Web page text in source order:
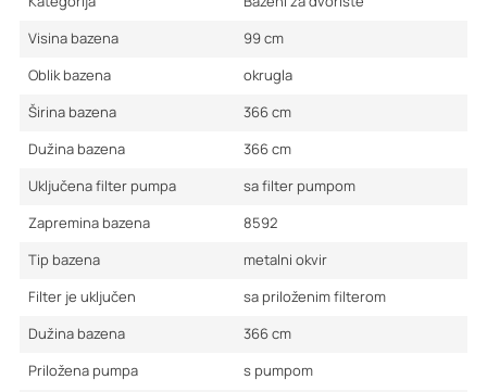
Visina bazena
99cm
Oblik bazena
okrugla
Širina bazena
366cm
Dužina bazena
366cm
Uključena filter pumpa
sa filter pumpom
Zapremina bazena
8592
Tip bazena
metalni okvir
Filter je uključen
sa priloženim filterom
Dužina bazena
366cm
Priložena pumpa
s pumpom